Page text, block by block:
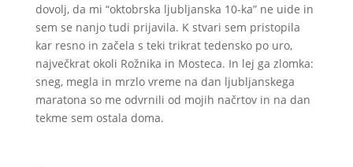
dovolj, da mi “oktobrska ljubljanska 10-ka” ne uide in
sem se nanjo tudi prijavila. K stvari sem pristopila
kar resno in začela s teki trikrat tedensko po uro,
največkrat okoli Rožnika in Mosteca. In lej ga zlomka:
sneg, megla in mrzlo vreme na dan ljubljanskega
maratona so me odvrnili od mojih načrtov in na dan
tekme sem ostala doma.